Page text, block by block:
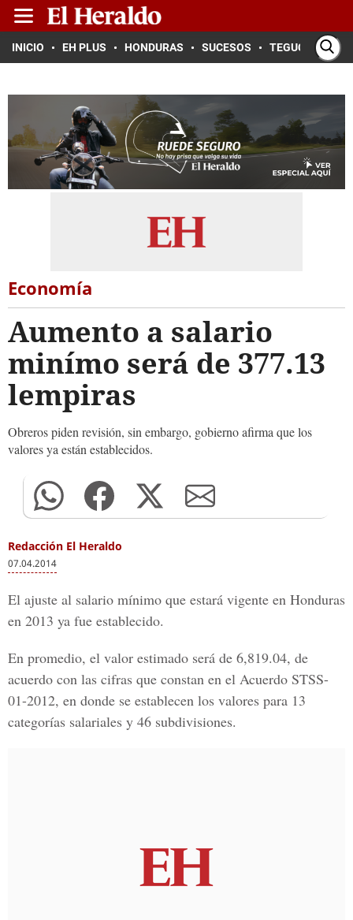
INICIO EH PLUS HONDURAS SUCESOS TEGUCIGALPA
Economía
Aumento a salario
minímo será de 377.13
lempiras
Obreros piden revisión, sin embargo, gobierno afirma que los
valores ya están establecidos.
Redacción El Heraldo
07.04.2014
El ajuste al salario mínimo que estará vigente en Honduras
en 2013 ya fue establecido.
En promedio, el valor estimado será de 6,819.04, de
acuerdo con las cifras que constan en el Acuerdo STSS-
01-2012, en donde se establecen los valores para 13
categorías salariales y 46 subdivisiones.